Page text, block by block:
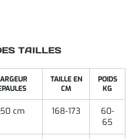
TAILLES
TAILLE EN
CM
POIDS
KG
50 cm 168-173
60-
65